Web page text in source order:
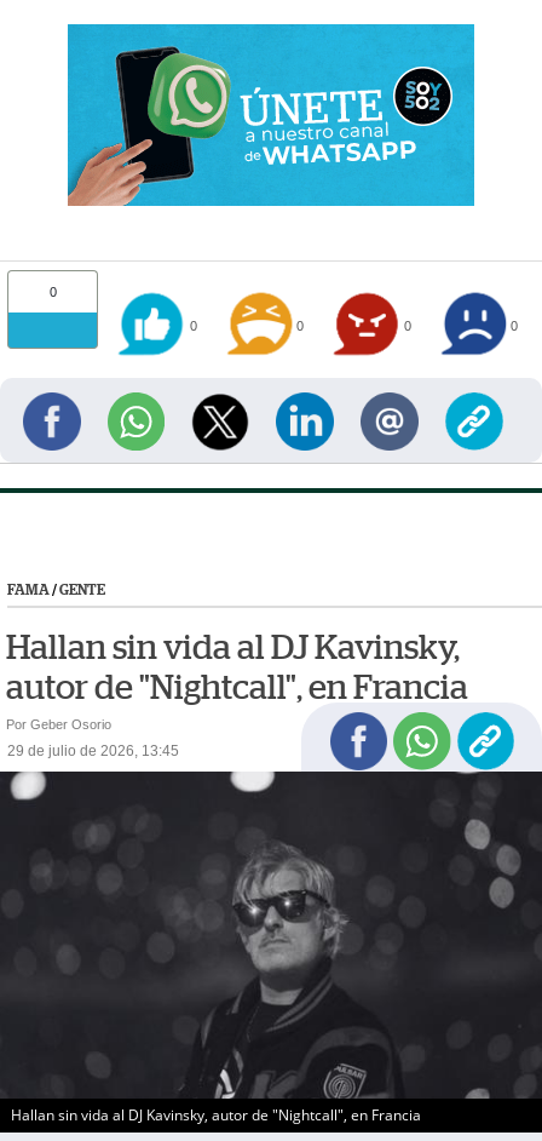
0
0 0 0 0
FAMA /GENTE
Hallan sin vida al DJ Kavinsky,
autor de "Nightcall", en Francia
Por Geber Osorio
29 de julio de 2026, 13:45
Hallan sin vida al DJ Kavinsky, autor de "Nightcall", en Francia